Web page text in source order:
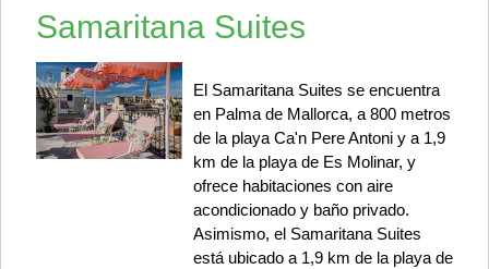
Samaritana Suites
El Samaritana Suites se encuentra
en Palma de Mallorca, a 800 metros
de la playa Ca'n Pere Antoni y a 1,9
km de la playa de Es Molinar, y
ofrece habitaciones con aire
acondicionado y baño privado.
Asimismo, el Samaritana Suites
está ubicado a 1,9 km de la playa de